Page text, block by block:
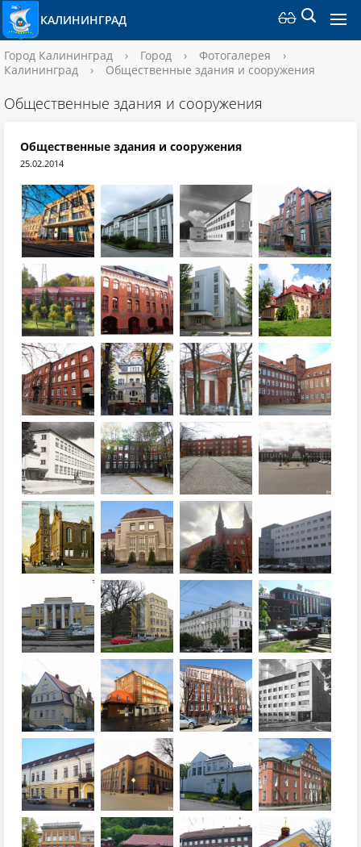
КАЛИНИНГРАД
Город Калининград › Город › Фотогалерея
›
Калининград
› Общественные здания и сооружения
Общественные здания и сооружения
Общественные здания и сооружения
25.02.2014